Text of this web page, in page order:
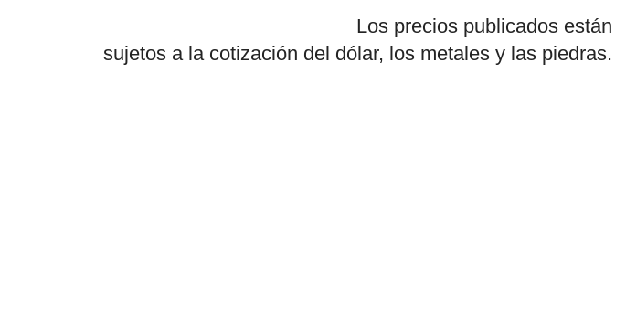
Los precios publicados están
sujetos a la cotización del dólar, los metales y las piedras.